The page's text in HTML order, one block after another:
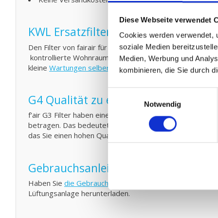
Diese Webseite verwendet
Cookies werden verwendet,
soziale Medien
Medien, Werbung und
kombinieren, die Sie durch
Notwendig
KWL Ersatzfilter Filter Austauschen
Den Filter von fairair für den Orcon HRC 300/400/500
kontrollierte Wohnraumlüftung (KWL) Element
kleine Wartungen selber durchführenindem Sie Ihr
G4 Qualität zu einem G3 Preis:
f'air G3 Filter haben eine Auffangkapazität von 92%.
betragen. Das bedeutet konkret das f'air G3 Filter eine
das Sie einen hohen Qualitätsfilter für einen scharfen
Gebrauchsanleitung Orcon HRC
Haben Sie die Gebrauchsanleitung
des Orcon HRC
Lüftungsanlage herunterladen.